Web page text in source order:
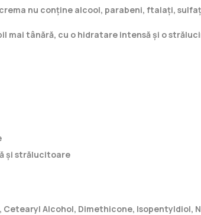
nu conține alcool, parabeni, ftalați,
mai tânără, cu o hidratare intensă și o
și strălucitoare
Alcohol, Dimethicone, Isopentyldiol,